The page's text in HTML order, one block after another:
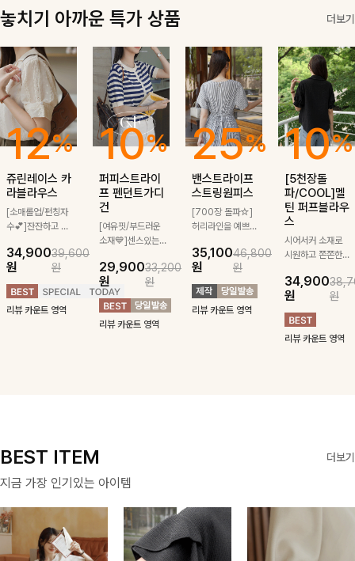
놓치기 아까운 특가 상품 더보기
12%
쥬린레이스 카
라블라우스
[소매롤업/펀칭자
수💕]잔잔하고 고
테일이 사랑스러운
블라우스-페미닌
하면서 여리한 무
드로 즐겨지는
ITEM
34,900
원
39,600
원
리뷰 카운트 영역
10%
퍼피스트라이
프 펜던트가디
건
[여유핏/부드러운
소재💙]센스있는
귀여운 퍼피 펜던
트로 포인트를 선
사하는 니트 가디
건을 소개할게요 :)
29,900
원
33,200
원
리뷰 카운트 영역
25%
밴스트라이프
스트링원피스
[700장 돌파☆]
허리라인을 예쁘게
깔끔한 스트라이프
패턴에 링클프리!
💙플레어지는 롱한
기장감까지 완벽한
데일리 원피스:B
35,100
원
46,800
원
리뷰 카운트 영역
10%
[5천장돌
파/COOL]멜
틴 퍼프블라우
스
시어서커 소재로
시원하고 쫀쫀한
편안하게 입혀질
블라우스- 단정한
카라와 풍성한 퍼
프 소매로 여성스
러움을 더했어요 :)
34,900
원
원
리뷰 카운트 영역
BEST ITEM 더보기
지금 가장 인기있는 아이템